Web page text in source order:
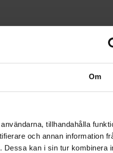
Om
tillhandahålla
och annan information
kan i sin tur kombinera